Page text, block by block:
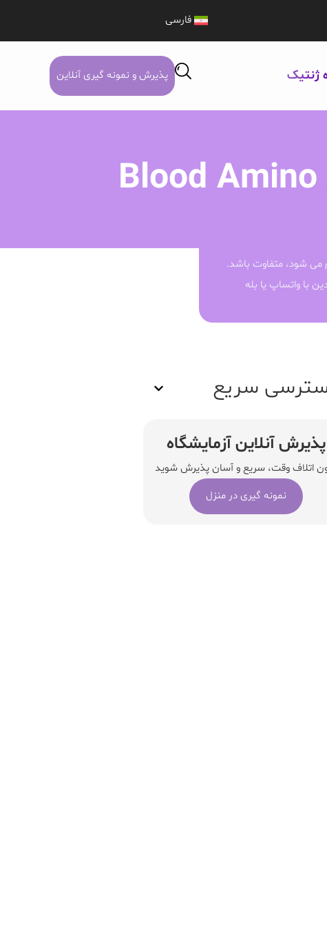
فارسی
ژنتیک پذیرش و نمونه گیری آنلاین
Blood
می شود، متفاوت باشد.
با واتساپ یا بله
سریع
پذیرش آنلاین آزمایشگاه
اتلاف وقت، سریع و آسان پذیرش شوید
نمونه گیری در منزل